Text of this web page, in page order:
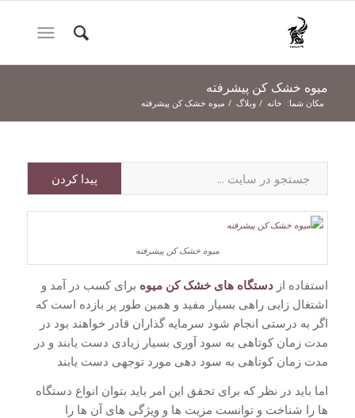
میوه خشک کن پیشرفته
مکان شما: خانه / وبلاگ / میوه خشک کن پیشرفته
میوه خشک کن پیشرفته
استفاده از دستگاه های خشک کن میوه برای کسب در آمد و
اشتغال زایی راهی بسیار مفید و همین طور پر بازده است که
اگر به درستی انجام شود سرمایه گذاران قادر خواهند بود در
مدت زمان کوتاهی به سود آوری بسیار زیادی دست یابند و در
مدت زمان کوتاهی به سود دهی مورد توجهی دست یابند
اما باید در نظر که برای تحقق این امر باید بتوان انواع دستگاه
ها را شناخت و توانست مزیت ها و ویژگی های آن ها را